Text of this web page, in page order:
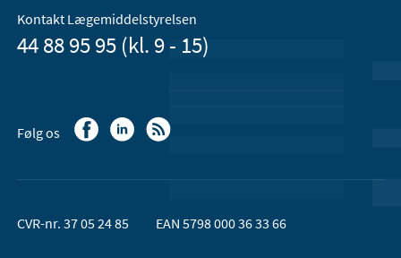
Kontakt Lægemiddelstyrelsen
44 88 95 95 (kl. 9 - 15)
Følg os
CVR-nr. 37 05 24 85 EAN 5798 000 36 33 66